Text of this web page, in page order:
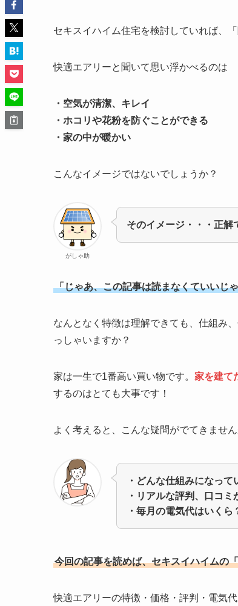
セキスイハイム住宅を検討していれば、
快適エアリーと聞いて思い浮かべるのは
・空気が清潔、キレイ
・ホコリや花粉を防ぐことができる
・家の中が暖かい
こんなイメージではないでしょうか？
がしゃ助
そのイメージ・・・正解
「じゃあ、この記事は読まなくていいじ
なんとなく特徴は理解できても、仕組み
っしゃいますか？
家は一生で1番高い買い物です。 家を建て
するのはとても大事です！
よく考えると、こんな疑問がでてきません
・どんな仕組みになって
・リアルな評判、口コミ
・毎月の電気代はいくら
今回の記事を読めば、セキスイハイムの
快適エアリーの特徴・価格・評判・電気